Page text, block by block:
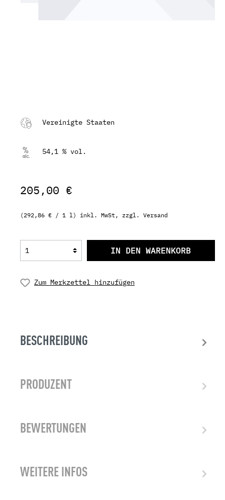
Vereinigte Staaten
54,1 % vol.
205,00 €
(292,86 € / 1 l) inkl. MwSt, zzgl. Versand
IN DEN WARENKORB
Zum Merkzettel hinzufügen
BESCHREIBUNG
PRODUZENT
BEWERTUNGEN
WEITERE INFOS